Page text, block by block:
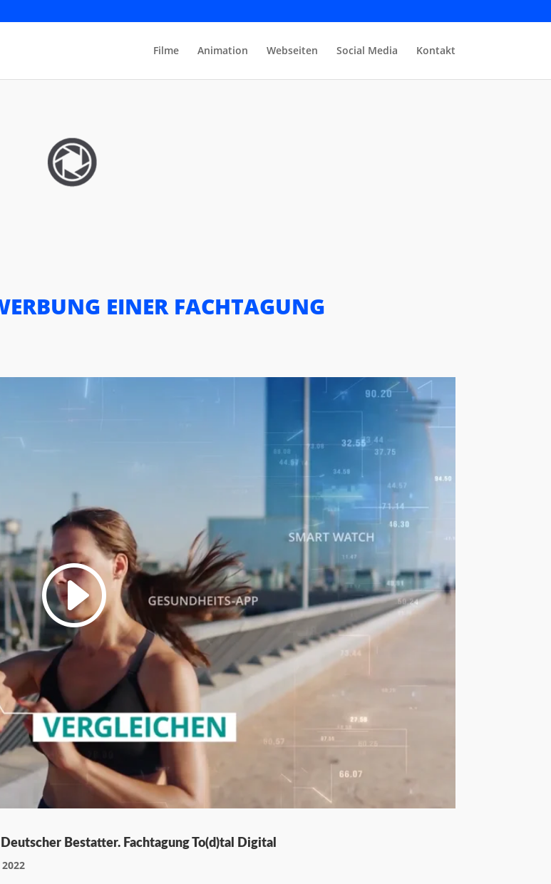
Filme Animation Webseiten Social Media Kontakt
EINER FACHTAGUNG
Bestatter. Fachtagung To(d)tal Digital